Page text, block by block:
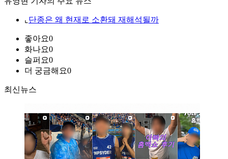
⌞ 단종은 왜 현재로 소환돼 재해석될까
좋아요0
화나요0
슬퍼요0
더 궁금해요0
최신뉴스